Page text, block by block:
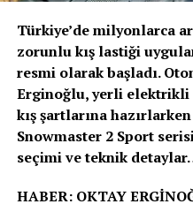
Volvo Trucks, Euro
güvenlik değerlendirmesini
yıldız alan ilk kamyon
5 yıldız almak,
önleme kriterlerini
ile diğer yol kullanıcıları
Türkiye’de milyonlarca
zorunlu kış lastiği
resmi olarak başladı.
Erginoğlu, yerli elektrikli
kış şartlarına
Snowmaster 2 Sport
seçimi ve teknik
HABER: OKTAY